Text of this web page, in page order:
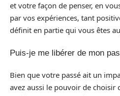
et votre façon de penser, en
par vos expériences, tant
définit en partie qui vous êtes
Puis-je me libérer de mon
Bien que votre passé ait un
avez aussi le pouvoir de choisir